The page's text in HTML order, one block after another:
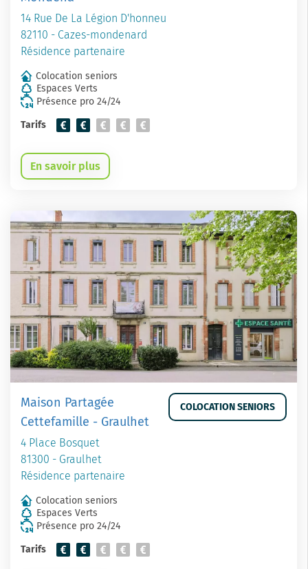
14 Rue De La Légion D'honneu
82110 - Cazes-mondenard
Résidence partenaire
Colocation seniors
Espaces Verts
Présence pro 24/24
Tarifs
En savoir plus
Maison Partagée
Cettefamille - Graulhet
4 Place Bosquet
81300 - Graulhet
Résidence partenaire
COLOCATION SENIORS
Colocation seniors
Espaces Verts
Présence pro 24/24
Tarifs